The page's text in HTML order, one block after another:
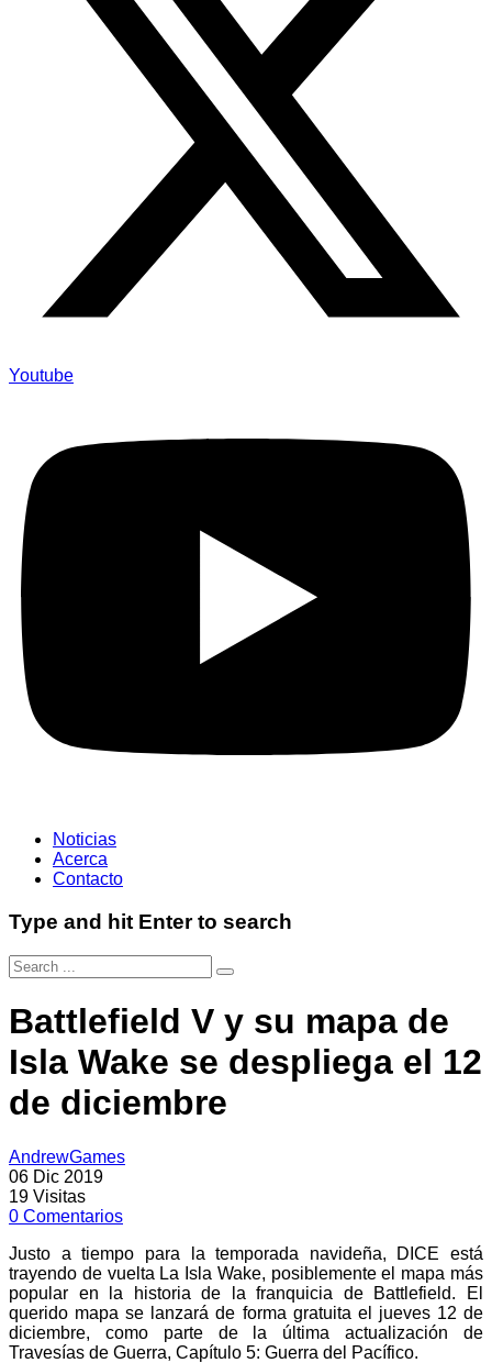
Youtube
Noticias
Acerca
Contacto
Type and hit Enter to search
Battlefield V y su mapa de
Isla Wake se despliega el 12
de diciembre
AndrewGames
06 Dic 2019
19 Visitas
0 Comentarios
Justo a tiempo para la temporada navideña, DICE está
trayendo de vuelta La Isla Wake, posiblemente el mapa más
popular en la historia de la franquicia de Battlefield. El
querido mapa se lanzará de forma gratuita el jueves 12 de
diciembre, como parte de la última actualización de
Travesías de Guerra, Capítulo 5: Guerra del Pacífico.